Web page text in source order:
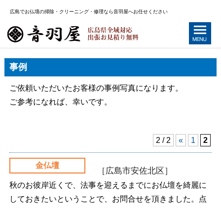
広島でお仏壇の掃除・クリーニング・修理なら音羽屋へお任せください
事例
ご依頼いただいたお客様の事例写真になります。
ご参考になれば、幸いです。
2 / 2 « 1 2
金仏壇
［広島市安佐北区］
秋のお彼岸近くで、法事を迎えるまでにお仏壇を綺麗に
しておきたいということで、お問合せを頂きました。点